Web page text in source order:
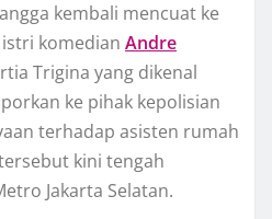
kembali mencuat ke
komedian Andre
Trigina yang dikenal
ke pihak kepolisian
terhadap asisten rumah
kini tengah
Jakarta Selatan.